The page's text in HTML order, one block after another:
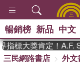
暢銷榜 新品 中文
標大獎肯定！A.F.
三民網路書店
外文